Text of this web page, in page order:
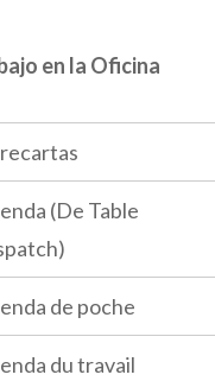
en la Oficina
(De Table
de poche
du travail